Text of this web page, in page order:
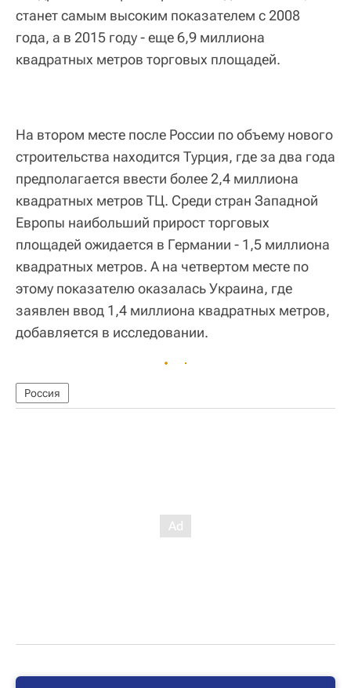
станет самым высоким показателем с 2008
года, а в 2015 году - еще 6,9 миллиона
квадратных метров торговых площадей.
На втором месте после России по объему нового
строительства находится Турция, где за два года
предполагается ввести более 2,4 миллиона
квадратных метров ТЦ. Среди стран Западной
Европы наибольший прирост торговых
площадей ожидается в Германии - 1,5 миллиона
квадратных метров. А на четвертом месте по
этому показателю оказалась Украина, где
заявлен ввод 1,4 миллиона квадратных метров,
добавляется в исследовании.
Россия